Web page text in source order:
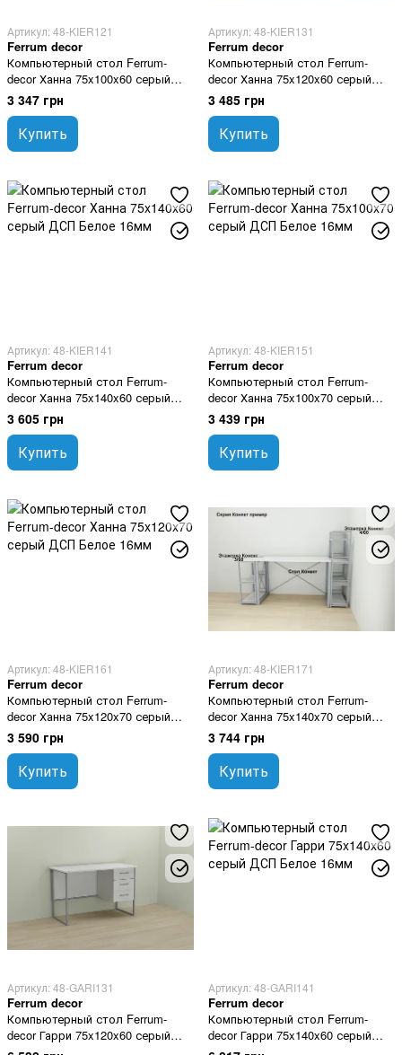
Артикул: 48-KIER121
Ferrum decor
Компьютерный стол Ferrum-
decor Ханна 75x100x60 серый
ДСП Белое 16мм
3 347 грн
Купить
Артикул: 48-KIER131
Ferrum decor
Компьютерный стол Ferrum-
decor Ханна 75x120x60 серый
ДСП Белое 16мм
3 485 грн
Купить
Артикул: 48-KIER141
Ferrum decor
Компьютерный стол Ferrum-
decor Ханна 75x140x60 серый
ДСП Белое 16мм
3 605 грн
Купить
Артикул: 48-KIER151
Ferrum decor
Компьютерный стол Ferrum-
decor Ханна 75x100x70 серый
ДСП Белое 16мм
3 439 грн
Купить
Артикул: 48-KIER161
Ferrum decor
Компьютерный стол Ferrum-
decor Ханна 75x120x70 серый
ДСП Белое 16мм
3 590 грн
Купить
Артикул: 48-KIER171
Ferrum decor
Компьютерный стол Ferrum-
decor Ханна 75x140x70 серый
ДСП Белое 16мм
3 744 грн
Купить
Артикул: 48-GARI131
Ferrum decor
Компьютерный стол Ferrum-
decor Гарри 75x120x60 серый
ДСП Белое 16мм
Артикул: 48-GARI141
Ferrum decor
Компьютерный стол Ferrum-
decor Гарри 75x140x60 серый
ДСП Белое 16мм